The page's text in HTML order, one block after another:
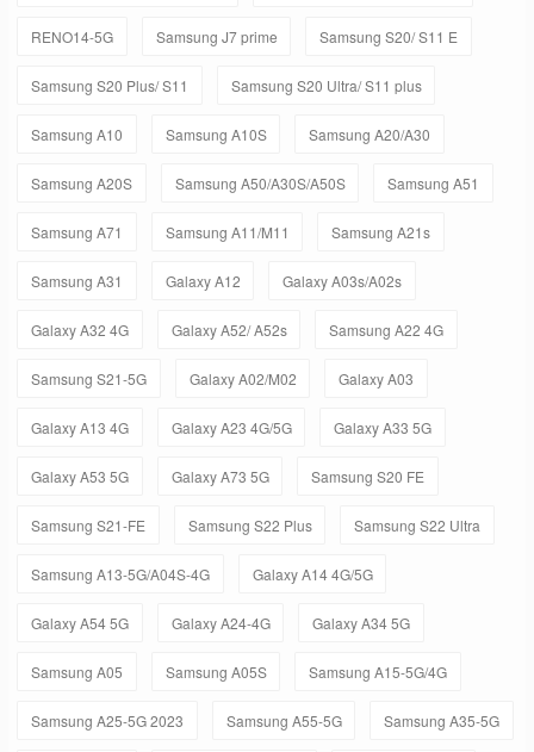
RENO14-5G Samsung J7 prime Samsung S20/ S11 E
Samsung S20 Plus/ S11 Samsung S20 Ultra/ S11 plus
Samsung A10 Samsung A10S Samsung A20/A30
Samsung A20S Samsung A50/A30S/A50S Samsung A51
Samsung A71 Samsung A11/M11 Samsung A21s
Samsung A31 Galaxy A12 Galaxy A03s/A02s
Galaxy A32 4G Galaxy A52/ A52s Samsung A22 4G
Samsung S21-5G Galaxy A02/M02 Galaxy A03
Galaxy A13 4G Galaxy A23 4G/5G Galaxy A33 5G
Galaxy A53 5G Galaxy A73 5G Samsung S20 FE
Samsung S21-FE Samsung S22 Plus Samsung S22 Ultra
Samsung A13-5G/A04S-4G Galaxy A14 4G/5G
Galaxy A54 5G Galaxy A24-4G Galaxy A34 5G
Samsung A05 Samsung A05S Samsung A15-5G/4G
Samsung A25-5G 2023 Samsung A55-5G Samsung A35-5G